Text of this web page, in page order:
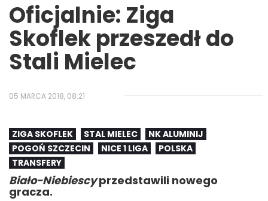
Oficjalnie: Ziga
Skoflek przeszedł do
Stali Mielec
05 MARCA 2018, 08:21
ZIGA SKOFLEK STAL MIELEC
NK ALUMINIJ
POGOŃ SZCZECIN
NICE 1 LIGA
POLSKA
TRANSFERY
Biało-Niebiescyprzedstawili nowego
gracza.